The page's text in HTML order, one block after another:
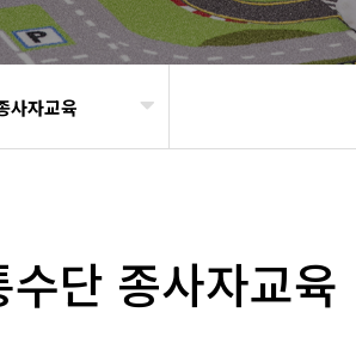
사자교육
단 종사자교육